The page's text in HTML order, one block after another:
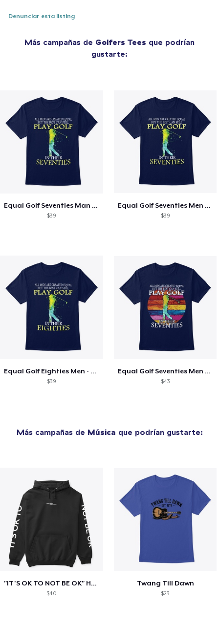
Denunciar esta listing
Más campañas de Golfers Tees que podrían
gustarte:
Equal Golf Seventies Man - FRONT
$39
Equal Golf Seventies Men - V3 Shirt
$39
Equal Golf Eighties Men - FRONT
$39
Equal Golf Seventies Men - FRONT
$43
Más campañas de Música que podrían gustarte:
"IT'S OK TO NOT BE OK" Hoodie (BP LOGO)
$40
Twang Till Dawn
$23